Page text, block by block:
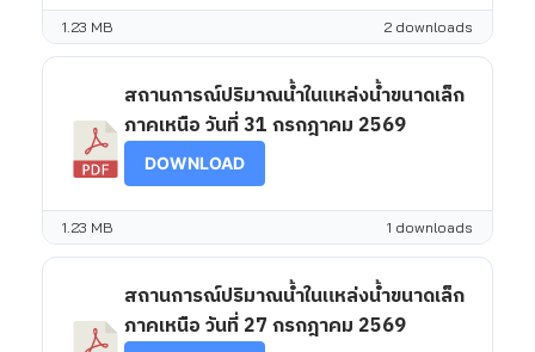
2 downloads
1.23 MB
สถานการณ์ปริมาณน้ำในแหล่งน้ำขนาดเล็ก
ภาคเหนือ วันที่ 31 กรกฎาคม 2569
DOWNLOAD
1 downloads
1.23 MB
สถานการณ์ปริมาณน้ำในแหล่งน้ำขนาดเล็ก
ภาคเหนือ วันที่ 27 กรกฎาคม 2569